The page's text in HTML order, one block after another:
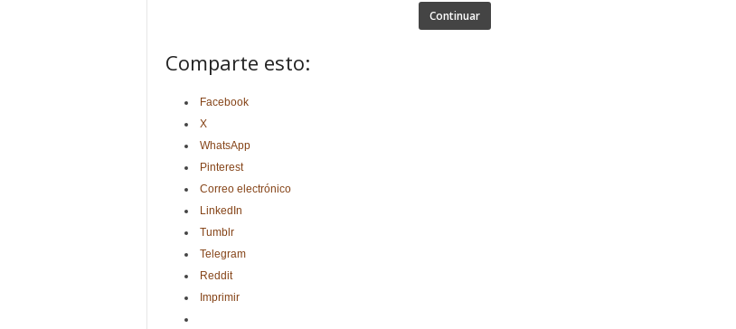
Continuar
Comparte esto:
Facebook
X
WhatsApp
Pinterest
Correo electrónico
LinkedIn
Tumblr
Telegram
Reddit
Imprimir